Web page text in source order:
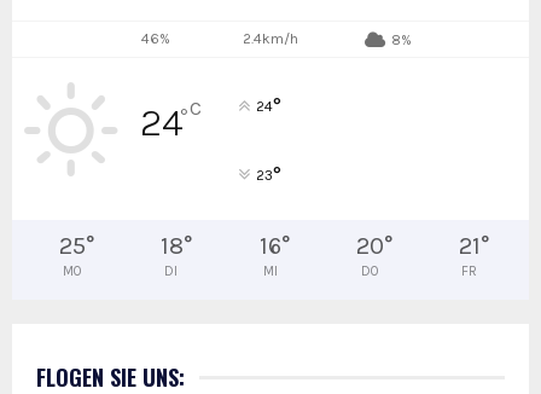
46% 2.4km/h 8%
24°C 24°
23°
25°
MO
18°
DI
16°
MI
20°
DO
21°
FR
FLOGEN SIE UNS: